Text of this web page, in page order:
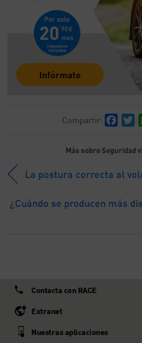
Compartir:
Más sobre Seguridad
La postura correcta al
¿Cuándo se producen más
Contacta con RACE
Extranet
Nuestras aplicaciones